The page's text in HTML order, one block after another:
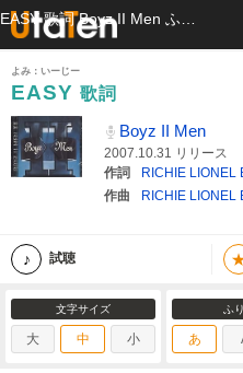
よみ：いーじー
EASY 歌詞
Boyz II Men
2007.10.31 リリース
作詞
RICHIE LIONEL
作曲
RICHIE LIONEL
試聴
文字サイズ
大 中 小
ふ
あ